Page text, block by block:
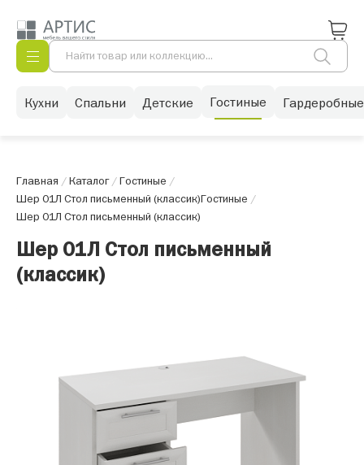
Кухни Спальни Детские Гостиные Гардеробные
Главная /Каталог/Гостиные /
Шер 01Л Стол письменный (классик)Гостиные /
Шер 01Л Стол письменный (классик)
Шер 01Л Стол письменный
(классик)